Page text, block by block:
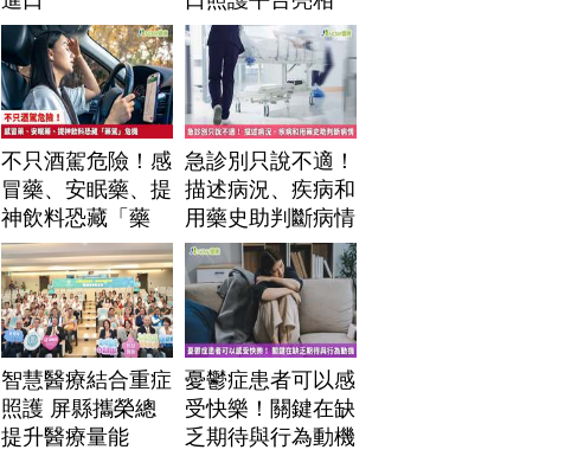
不只酒駕危險！感
冒藥、安眠藥、提
神飲料恐藏「藥
駕」危機
急診別只說不適！
描述病況、疾病和
用藥史助判斷病情
智慧醫療結合重症
照護 屏縣攜榮總
提升醫療量能
憂鬱症患者可以感
受快樂！關鍵在缺
乏期待與行為動機